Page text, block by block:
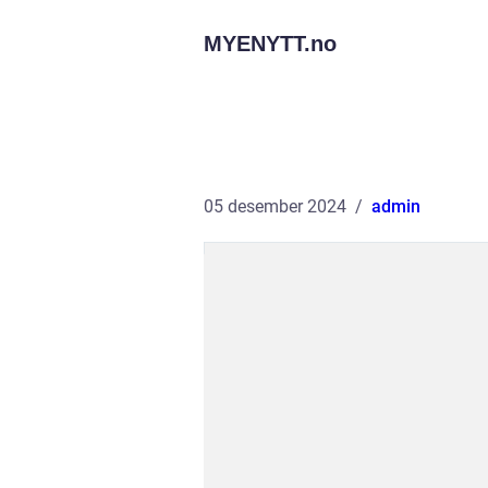
MYENYTT.no
05 desember 2024 admin